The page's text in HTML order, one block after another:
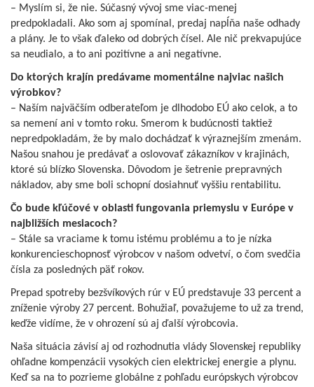
– Myslím si, že nie. Súčasný vývoj sme viac-menej
predpokladali. Ako som aj spomínal, predaj napĺňa naše odhady
a plány. Je to však ďaleko od dobrých čísel. Ale nič prekvapujúce
sa neudialo, a to ani pozitívne a ani negatívne.
Do ktorých krajín predávame momentálne najviac našich
výrobkov?
– Naším najväčším odberateľom je dlhodobo EÚ ako celok, a to
sa nemení ani v tomto roku. Smerom k budúcnosti taktiež
nepredpokladám, že by malo dochádzať k výraznejším zmenám.
Našou snahou je predávať a oslovovať zákazníkov v krajinách,
ktoré sú blízko Slovenska. Dôvodom je šetrenie prepravných
nákladov, aby sme boli schopní dosiahnuť vyššiu rentabilitu.
Čo bude kľúčové v oblasti fungovania priemyslu v Európe v
najbližších mesiacoch?
– Stále sa vraciame k tomu istému problému a to je nízka
konkurencieschopnosť výrobcov v našom odvetví, o čom svedčia
čísla za posledných päť rokov.
Prepad spotreby bezšvíkových rúr v EÚ predstavuje 33 percent a
zníženie výroby 27 percent. Bohužiaľ, považujeme to už za trend,
keďže vidíme, že v ohrození sú aj ďalší výrobcovia.
Naša situácia závisí aj od rozhodnutia vlády Slovenskej republiky
ohľadne kompenzácii vysokých cien elektrickej energie a plynu.
Keď sa na to pozrieme globálne z pohľadu európskych výrobcov